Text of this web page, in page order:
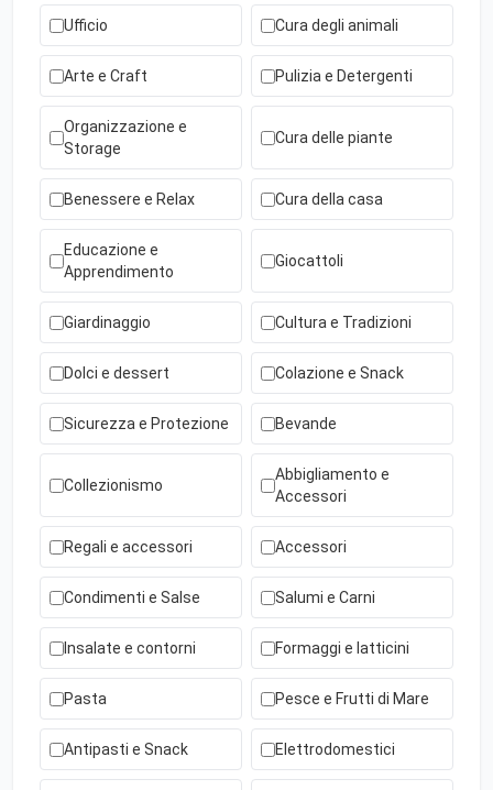
Ufficio Cura degli animali
Arte e Craft Pulizia e Detergenti
Organizzazione e
Storage
Cura delle piante
Benessere e Relax Cura della casa
Educazione e
Apprendimento
Giocattoli
Giardinaggio Cultura e Tradizioni
Dolci e dessert Colazione e Snack
Sicurezza e Protezione Bevande
Collezionismo
Abbigliamento e
Accessori
Regali e accessori Accessori
Condimenti e Salse Salumi e Carni
Insalate e contorni Formaggi e latticini
Pasta Pesce e Frutti di Mare
Antipasti e Snack Elettrodomestici